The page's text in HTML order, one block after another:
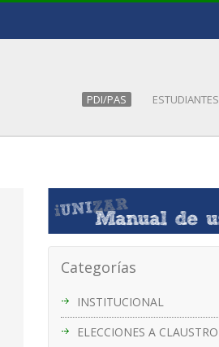
PDI/PAS ESTUDIANTES
Categorías
INSTITUCIONAL
ELECCIONES A CLAUSTRO